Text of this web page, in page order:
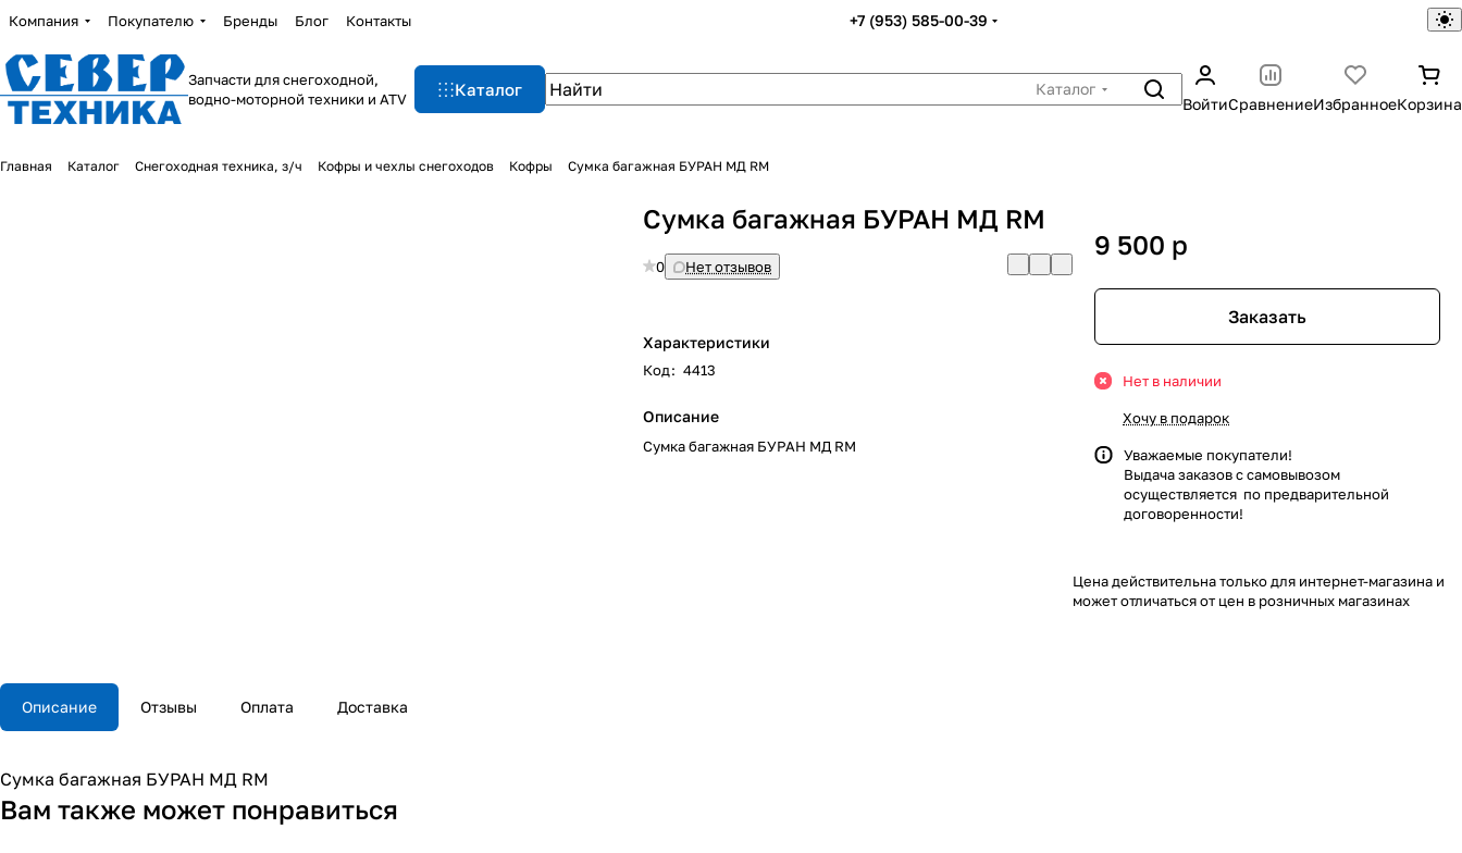
Компания Покупателю Бренды Блог Контакты +7 (953) 585-00-39
Запчасти для снегоходной,
водно-моторной техники и ATV
Каталог
Каталог
ВойтиСравнениеИзбранноеКорзина
Главная Каталог Снегоходная техника, з/ч Кофры и чехлы снегоходов Кофры Сумка багажная БУРАН МД RM
Сумка багажная БУРАН МД RM
0 Нет отзывов
Характеристики
Код: 4413
Описание
Сумка багажная БУРАН МД RM
9 500 p
Заказать
Нет в наличии
Хочу в подарок
Уважаемые покупатели!
Выдача заказов с самовывозом
осуществляется по предварительной
договоренности!
Цена действительна только для интернет-магазина и
может отличаться от цен в розничных магазинах
Описание Отзывы Оплата Доставка
Сумка багажная БУРАН МД RM
Вам также может понравиться